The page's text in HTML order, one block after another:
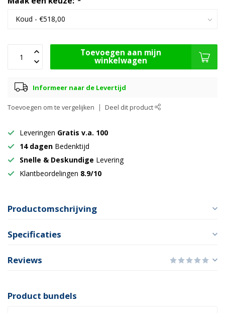
Toevoegen aan mijn
winkelwagen
Informeer naar de Levertijd
Toevoegen om te vergelijken Deel dit product
Leveringen Gratis v.a. 100
14 dagen Bedenktijd
Snelle & Deskundige Levering
Klantbeordelingen 8.9/10
Productomschrijving
Specificaties
Reviews
Product bundels